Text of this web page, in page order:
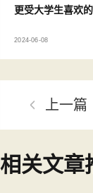
更受大学生喜欢
2024-06-08
上一篇
相关文章